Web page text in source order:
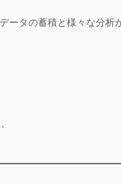
ータの蓄積と様々な分